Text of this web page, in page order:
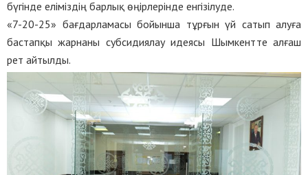
бүгінде еліміздің барлық өңірлерінде енгізілуде.
«7-20-25» бағдарламасы бойынша тұрғын үй сатып алуға
бастапқы жарнаны субсидиялау идеясы Шымкентте алғаш
рет айтылды.